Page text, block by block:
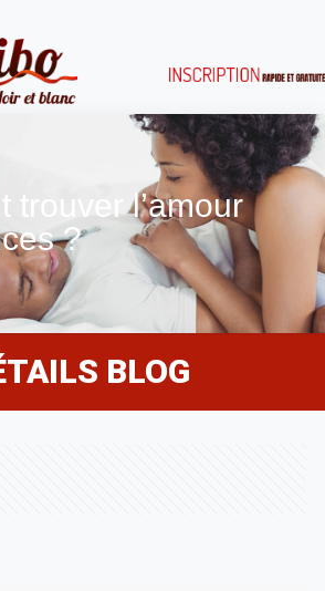
trouver l’amour
?
BLOG